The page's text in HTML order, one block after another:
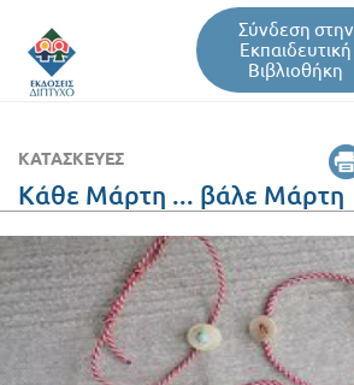
Σύνδεση στην
Εκπαιδευτική
Βιβλιοθήκη
Φόρμα αναζήτησης
Εκπαιδευτική Βιβλιοθήκη
Βιβλία
ΚΑΤΑΣΚΕΥΈΣ
Κάθε Μάρτη ... βάλε Μάρτη